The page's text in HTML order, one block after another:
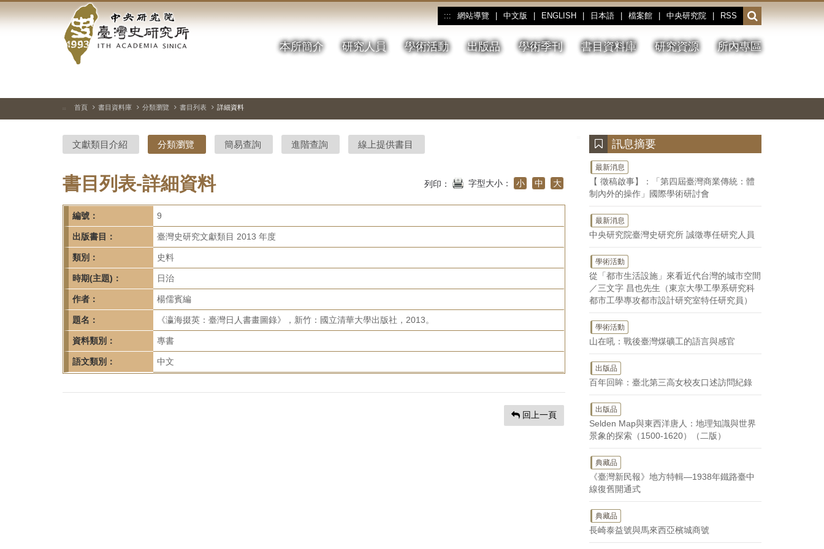
到
中
央
研
院-
臺
灣
史
研
究
所-
首
頁
::: 網站導覽 中文版 ENGLISH 日本語 檔案館 中央研究院 RSS
開
啟
或
收
本所簡介 研究人員 學術活動 出版品 學術季刊 書目資料庫 研究資源 所內專區
停、
圖
圖
結
::: 首頁 書目資料庫 分類瀏覽 書目列表 詳細資料
文獻類目介紹 分類瀏覽 簡易查詢 進階查詢 線上提供書目
書目列表-詳細資料 列印： 字型大小： 小 中 大
編號： 9
出版書目： 臺灣史研究文獻類目 2013 年度
類別： 史料
時期(主題)： 日治
作者： 楊儒賓編
題名： 《瀛海掇英：臺灣日人書畫圖錄》，新竹：國立清華大學出版社，2013。
資料類別： 專書
語文類別： 中文
回上一頁
訊息摘要
最新消息
【 徵稿啟事】：「第四屆臺灣商業傳統：體
制內外的操作」國際學術研討會
最新消息
中央研究院臺灣史研究所 誠徵專任研究人員
學術活動
從「都市生活設施」來看近代台灣的城市空間
／三文字 昌也先生（東京大學工學系研究科
都市工學專攻都市設計研究室特任研究員）
學術活動
山在吼：戰後臺灣煤礦工的語言與感官
出版品
百年回眸：臺北第三高女校友口述訪問紀錄
出版品
Selden Map與東西洋唐人：地理知識與世界
景象的探索（1500-1620）（二版）
典藏品
《臺灣新民報》地方特輯—1938年鐵路臺中
線復舊開通式
典藏品
長崎泰益號與馬來西亞檳城商號